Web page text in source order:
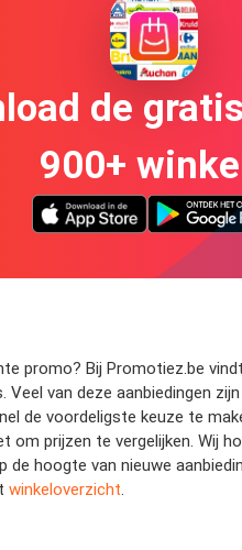
de
900+
promo? Bij Promotiez.be
van deze aanbiedingen
de voordeligste keuze te
om prijzen te vergelijken.
hoogte van nieuwe
winkeloverzicht